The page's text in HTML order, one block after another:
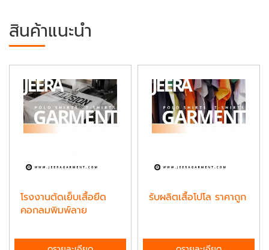
สินค้าแนะนำ
โรงงานตัดเย็บเสื้อยืด
คอกลมพิมพ์ลาย
รับผลิตเสื้อโปโล ราคาถูก